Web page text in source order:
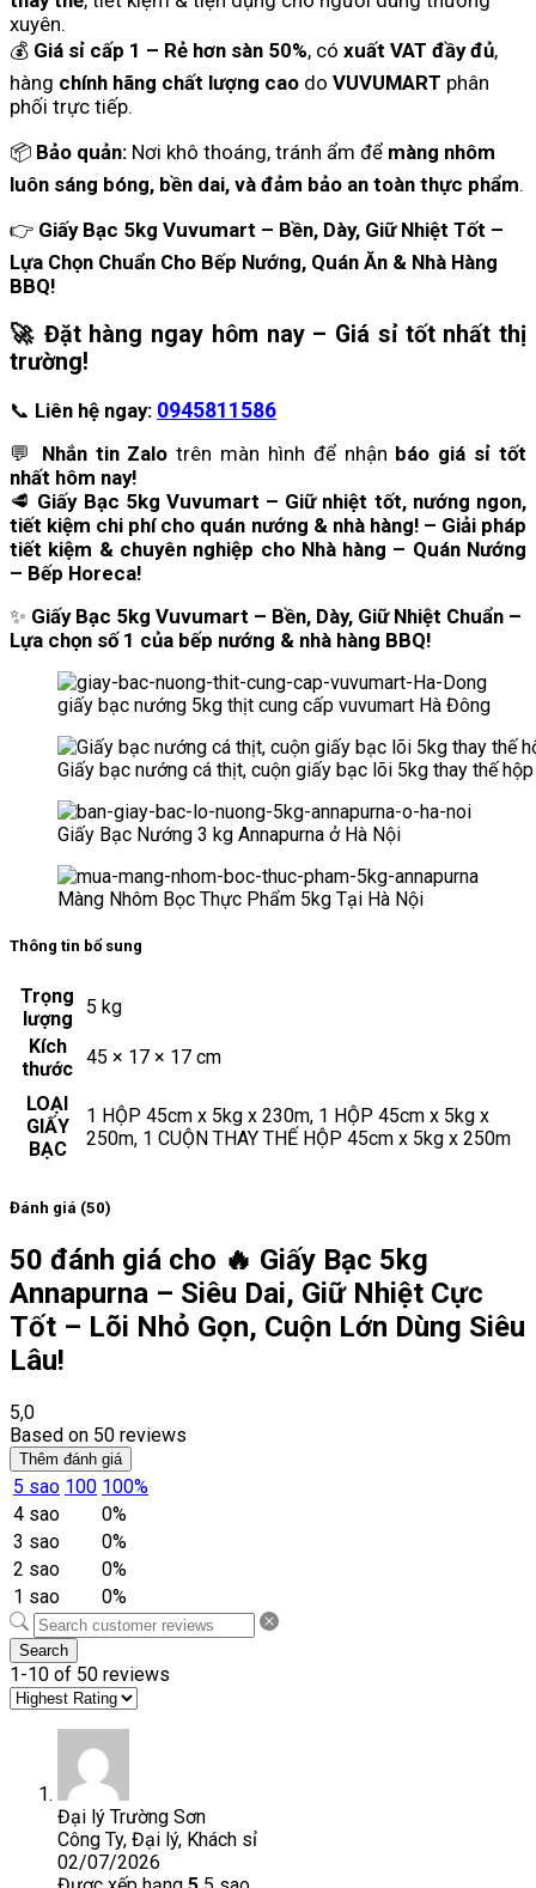
xuyên.
💰 Giá sỉ cấp 1 – Rẻ hơn sàn 50%, có xuất VAT đầy đủ,
hàng chính hãng chất lượng cao do VUVUMART phân
phối trực tiếp.
📦 Bảo quản: Nơi khô thoáng, tránh ẩm để màng nhôm
luôn sáng bóng, bền dai, và đảm bảo an toàn thực phẩm.
👉 Giấy Bạc 5kg Vuvumart – Bền, Dày, Giữ Nhiệt Tốt –
Lựa Chọn Chuẩn Cho Bếp Nướng, Quán Ăn & Nhà Hàng
BBQ!
🚀 Đặt hàng ngay hôm nay – Giá sỉ tốt nhất thị
trường!
📞 Liên hệ ngay: 0945811586
💬 Nhắn tin Zalo trên màn hình để nhận báo giá sỉ tốt
nhất hôm nay!
🥩 Giấy Bạc 5kg Vuvumart – Giữ nhiệt tốt, nướng ngon,
tiết kiệm chi phí cho quán nướng & nhà hàng! – Giải pháp
tiết kiệm & chuyên nghiệp cho Nhà hàng – Quán Nướng
– Bếp Horeca!
✨ Giấy Bạc 5kg Vuvumart – Bền, Dày, Giữ Nhiệt Chuẩn –
Lựa chọn số 1 của bếp nướng & nhà hàng BBQ!
giấy bạc nướng 5kg thịt cung cấp vuvumart Hà Đông
Giấy bạc nướng cá thịt, cuộn giấy bạc lõi 5kg thay thế hộp
Giấy Bạc Nướng 3 kg Annapurna ở Hà Nội
Màng Nhôm Bọc Thực Phẩm 5kg Tại Hà Nội
Thông tin bổ sung
Trọng
lượng
5 kg
Kích
thước
45 × 17 × 17 cm
LOẠI
GIẤY
BẠC
1 HỘP 45cm x 5kg x 230m, 1 HỘP 45cm x 5kg x
250m, 1 CUỘN THAY THẾ HỘP 45cm x 5kg x 250m
Đánh giá (50)
50 đánh giá cho 🔥 Giấy Bạc 5kg
Annapurna – Siêu Dai, Giữ Nhiệt Cực
Tốt – Lõi Nhỏ Gọn, Cuộn Lớn Dùng Siêu
Lâu!
5,0
Based on 50 reviews
Thêm đánh giá
5 sao 100 100%
4 sao
0%
3 sao
0%
2 sao
0%
1 sao
0%
Search
1-10 of 50 reviews
Đại lý Trường Sơn
Công Ty, Đại lý, Khách sỉ
02/07/2026